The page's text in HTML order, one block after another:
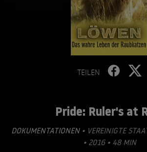
TEILEN
Pride: Ruler's at
DOKUMENTATIONEN• VEREINIGTE
• 2016 • 48 MIN